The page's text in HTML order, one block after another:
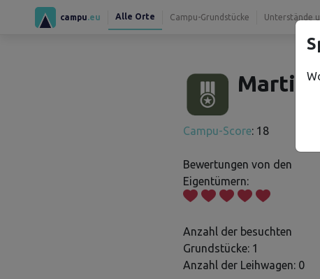
campu .eu Alle Orte Campu-Grundstücke Unterstände
Martin
Campu-Score: 18
Bewertungen von den
Eigentümern:
Anzahl der besuchten
Grundstücke: 1
Anzahl der Leihwagen: 0